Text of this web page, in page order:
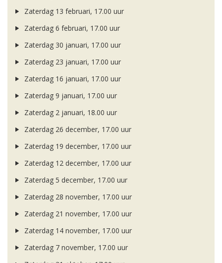
Zaterdag 13 februari, 17.00 uur
Zaterdag 6 februari, 17.00 uur
Zaterdag 30 januari, 17.00 uur
Zaterdag 23 januari, 17.00 uur
Zaterdag 16 januari, 17.00 uur
Zaterdag 9 januari, 17.00 uur
Zaterdag 2 januari, 18.00 uur
Zaterdag 26 december, 17.00 uur
Zaterdag 19 december, 17.00 uur
Zaterdag 12 december, 17.00 uur
Zaterdag 5 december, 17.00 uur
Zaterdag 28 november, 17.00 uur
Zaterdag 21 november, 17.00 uur
Zaterdag 14 november, 17.00 uur
Zaterdag 7 november, 17.00 uur